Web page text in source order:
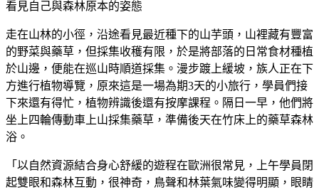
看見自己與森林原本的姿態
走在山林的小徑，沿途看見最近種下的山芋頭，山裡藏有豐富
的野菜與藥草，但採集收穫有限，於是將部落的日常食材種植
於山邊，便能在巡山時順道採集。漫步踱上緩坡，族人正在下
方進行植物導覽，原來這是一場為期3天的小旅行，學員們接
下來還有得忙，植物辨識後還有按摩課程。隔日一早，他們將
坐上四輪傳動車上山採集藥草，準備後天在竹床上的藥草森林
浴。
「以自然資源結合身心舒緩的遊程在歐洲很常見，上午學員閉
起雙眼和森林互動，很神奇，鳥聲和林葉氣味變得明顯，眼睛